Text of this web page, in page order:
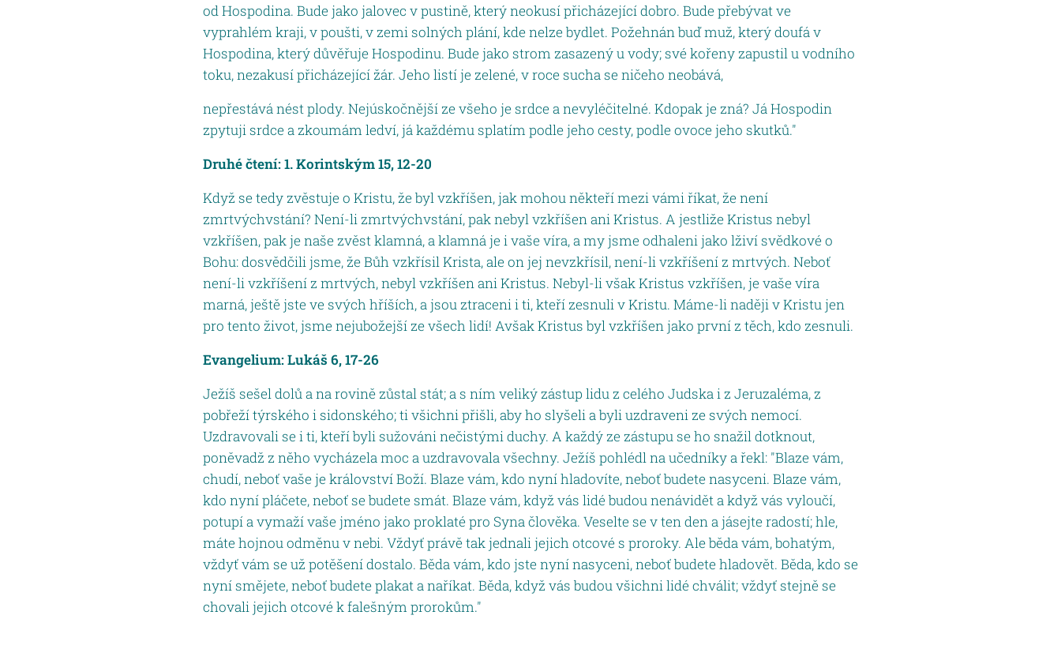
od Hospodina. Bude jako jalovec v pustině, který neokusí přicházející dobro. Bude přebývat ve
vyprahlém kraji, v poušti, v zemi solných plání, kde nelze bydlet. Požehnán buď muž, který doufá v
Hospodina, který důvěřuje Hospodinu. Bude jako strom zasazený u vody; své kořeny zapustil u vodního
toku, nezakusí přicházející žár. Jeho listí je zelené, v roce sucha se ničeho neobává,
nepřestává nést plody. Nejúskočnější ze všeho je srdce a nevyléčitelné. Kdopak je zná? Já Hospodin
zpytuji srdce a zkoumám ledví, já každému splatím podle jeho cesty, podle ovoce jeho skutků."
Druhé čtení: 1. Korintským 15, 12-20
Když se tedy zvěstuje o Kristu, že byl vzkříšen, jak mohou někteří mezi vámi říkat, že není
zmrtvýchvstání? Není-li zmrtvýchvstání, pak nebyl vzkříšen ani Kristus. A jestliže Kristus nebyl
vzkříšen, pak je naše zvěst klamná, a klamná je i vaše víra, a my jsme odhaleni jako lživí svědkové o
Bohu: dosvědčili jsme, že Bůh vzkřísil Krista, ale on jej nevzkřísil, není-li vzkříšení z mrtvých. Neboť
není-li vzkříšení z mrtvých, nebyl vzkříšen ani Kristus. Nebyl-li však Kristus vzkříšen, je vaše víra
marná, ještě jste ve svých hříších, a jsou ztraceni i ti, kteří zesnuli v Kristu. Máme-li naději v Kristu jen
pro tento život, jsme nejubožejší ze všech lidí! Avšak Kristus byl vzkříšen jako první z těch, kdo zesnuli.
Evangelium: Lukáš 6, 17-26
Ježíš sešel dolů a na rovině zůstal stát; a s ním veliký zástup lidu z celého Judska i z Jeruzaléma, z
pobřeží týrského i sidonského; ti všichni přišli, aby ho slyšeli a byli uzdraveni ze svých nemocí.
Uzdravovali se i ti, kteří byli sužováni nečistými duchy. A každý ze zástupu se ho snažil dotknout,
poněvadž z něho vycházela moc a uzdravovala všechny. Ježíš pohlédl na učedníky a řekl: "Blaze vám,
chudí, neboť vaše je království Boží. Blaze vám, kdo nyní hladovíte, neboť budete nasyceni. Blaze vám,
kdo nyní pláčete, neboť se budete smát. Blaze vám, když vás lidé budou nenávidět a když vás vyloučí,
potupí a vymaží vaše jméno jako proklaté pro Syna člověka. Veselte se v ten den a jásejte radostí; hle,
máte hojnou odměnu v nebi. Vždyť právě tak jednali jejich otcové s proroky. Ale běda vám, bohatým,
vždyť vám se už potěšení dostalo. Běda vám, kdo jste nyní nasyceni, neboť budete hladovět. Běda, kdo se
nyní smějete, neboť budete plakat a naříkat. Běda, když vás budou všichni lidé chválit; vždyť stejně se
chovali jejich otcové k falešným prorokům."